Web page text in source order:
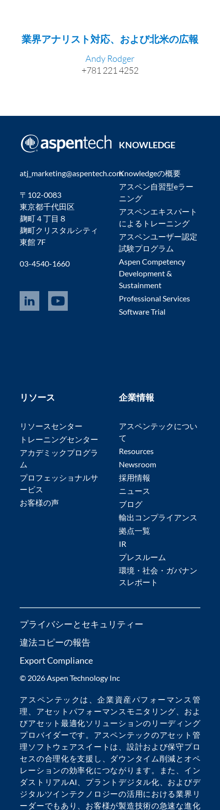
業界アナリスト対応、および北米の広報
Andy Rodger
+781 221 4252
atj_marketing@aspentech.com
〒102-0083
東京都千代田区
麹町４丁目８
麹町クリスタルシティ
東館 7F
03-4540-1660
KNOWLEDGE
Knowledgeの概要
アスペン自習型eラー
ニング
アスペンエキスパート
によるトレーニング
アスペンユーザー認定
試験プログラム
Aspen Competency
Development &
Sustainment
Professional Services
Software Trial
リソース
リソースセンター
トレーニングセンター
アカデミックプログラ
ム
プロフェッショナルサ
ービス
お客様の声
企業情報
アスペンテックについ
て
Resources
Newsroom
採用情報
ニュース
ブログ
輸出コンプライアンス
拠点一覧
IR
プレスルーム
環境・社会・ガバナン
スレポート
プライバシーとセキュリティー
違法コピーの報告
Export Compliance
© 2026 Aspen Technology Inc
アスペンテックは、企業資産パフォーマンス管
理
アセットパフォーマンスモニタリング 、およ
びアセット最適化ソリューションのリーディング
プロバイダーです。アスペンテックのアセット管
理ソフトウェアスイートは、設計および保守プロ
セスの合理化を支援し、 ダウンタイム削減 とオペ
レーションの効率化につながります。また、 イン
ダストリアルAI
プラントデジタル化 、およびデ
ジタルツインテクノロジーの活用における業界リ
ーダーでもあり、お客様が製造技術の急速な進化